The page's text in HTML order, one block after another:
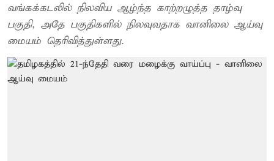
வங்கக்கடலில் நிலவிய ஆழ்ந்த காற்றழுத்த தாழ்வு
பகுதி, அதே பகுதிகளில் நிலவுவதாக வானிலை ஆய்வு
மையம் தெரிவித்துள்ளது.